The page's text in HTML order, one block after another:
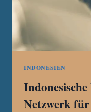
INDONESIEN
Netzwerk